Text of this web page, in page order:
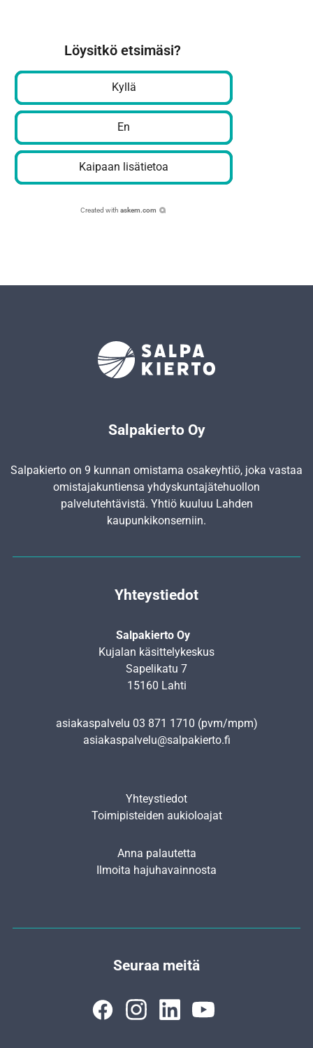
Löysitkö etsimäsi?
Kyllä
En
Kaipaan lisätietoa
Created with askem.com
Salpakierto Oy
Salpakierto on 9 kunnan omistama osakeyhtiö, joka vastaa
omistajakuntiensa yhdyskunta­jätehuollon
palvelutehtävistä. Yhtiö kuuluu Lahden
kaupunkikonserniin.
Yhteystiedot
Salpakierto Oy
Kujalan käsittelykeskus
Sapelikatu 7
15160 Lahti
asiakaspalvelu 03 871 1710 (pvm/mpm)
asiakaspalvelu@salpakierto.fi
Yhteystiedot
Toimipisteiden aukioloajat
Anna palautetta
Ilmoita hajuhavainnosta
Seuraa meitä